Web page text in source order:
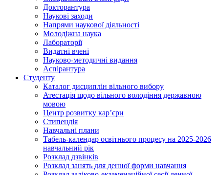
Докторантура
Наукові заходи
Напрями наукової діяльності
Молодіжна наука
Лабораторії
Видатні вчені
Науково-методичні видання
Аспірантура
Студенту
Каталог дисциплін вільного вибору
Атестація щодо вільного володіння державною
мовою
Центр розвитку кар’єри
Стипендія
Навчальні плани
Табель-календар освітнього процесу на 2025-2026
навчальний рік
Розклад дзвінків
Розклад занять для денної форми навчання